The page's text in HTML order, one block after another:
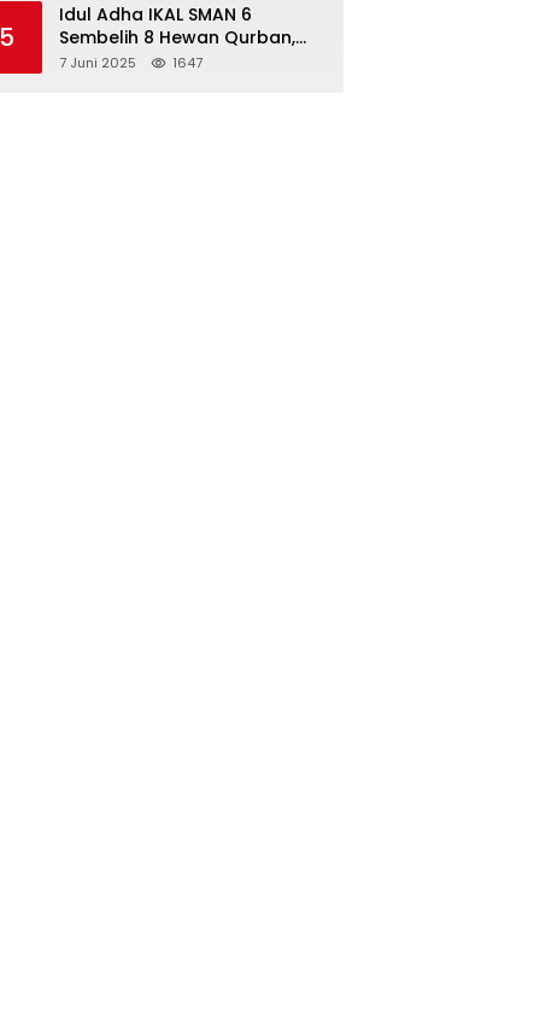
Idul Adha IKAL SMAN 6
Sembelih 8 Hewan Qurban,
Seluruh Siswa Guru dan ASN
7 Juni 2025 1647